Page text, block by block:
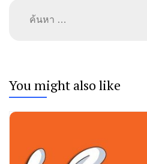
สำหรับ:
You might also like